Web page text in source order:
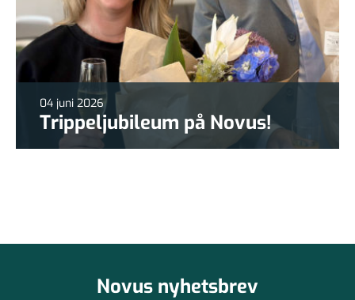
04 juni 2026
Trippeljubileum på Novus!
Novus nyhetsbrev